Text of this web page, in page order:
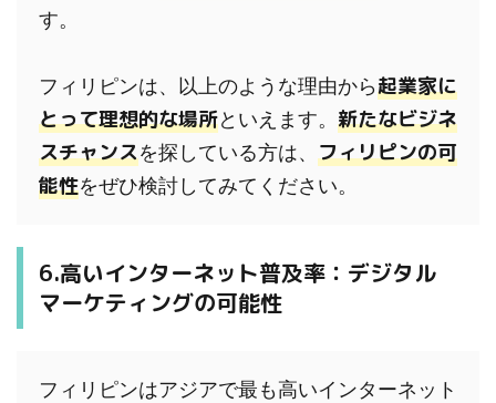
す。
フィリピンは、以上のような理由から起業家に
とって理想的な場所といえます。 新たなビジネ
スチャンスを探している方は、 フィリピンの可
能性をぜひ検討してみてください。
6.高いインターネット普及率：デジタル
マーケティングの可能性
フィリピンはアジアで最も高いインターネット